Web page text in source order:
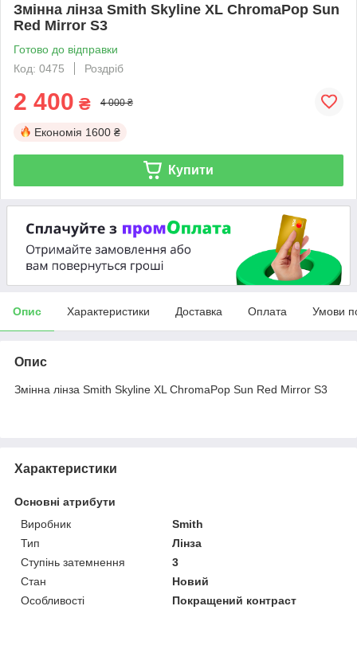
Змінна лінза Smith Skyline XL ChromaPop Sun
Red Mirror S3
Готово до відправки
Код: 0475
Роздріб
2 400 ₴ 4 000 ₴
Економія 1600 ₴
Купити
Опис Характеристики Доставка Оплата Умови
Опис
Змінна лінза Smith Skyline XL ChromaPop Sun Red Mirror S3
Характеристики
Основні атрибути
Виробник
Smith
Тип
Лінза
Ступінь затемнення
3
Стан
Новий
Особливості
Покращений контраст